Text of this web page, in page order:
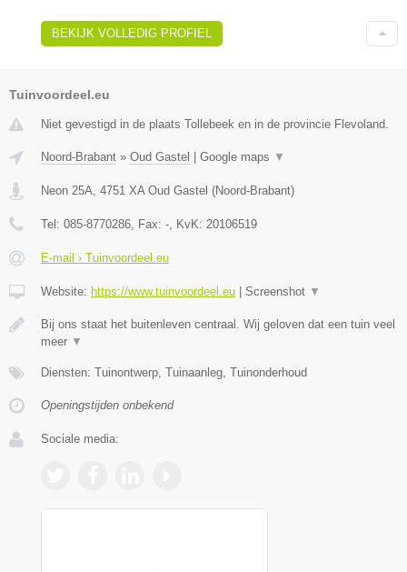
BEKIJK VOLLEDIG PROFIEL
Tuinvoordeel.eu
Niet gevestigd in de plaats Tollebeek en in de provincie Flevoland.
Noord-Brabant » Oud Gastel | Google maps ▼
Neon 25A 4751 XA Oud Gastel (Noord-Brabant)
Tel: 085-8770286 , Fax: - , KvK: 20106519
E-mail › Tuinvoordeel.eu
Website: https://www.tuinvoordeel.eu | Screenshot ▼
Bij ons staat het buitenleven centraal. Wij geloven dat een tuin veel
meer ▼
Diensten: Tuinontwerp, Tuinaanleg, Tuinonderhoud
Openingstijden onbekend
Sociale media: